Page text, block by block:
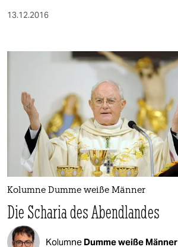
13.12.2016
Kolumne Dumme weiße Männer
Die Scharia des Abendlandes
Kolumne Dumme weiße Männer